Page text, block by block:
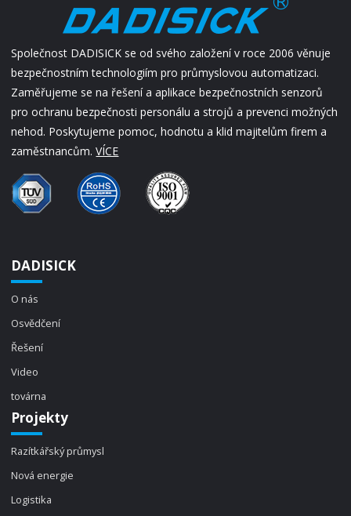
Společnost DADISICK se od svého založení v roce 2006 věnuje
bezpečnostním technologiím pro průmyslovou automatizaci.
Zaměřujeme se na řešení a aplikace bezpečnostních senzorů
pro ochranu bezpečnosti personálu a strojů a prevenci možných
nehod. Poskytujeme pomoc, hodnotu a klid majitelům firem a
zaměstnancům.VÍCE
DADISICK
O nás
Osvědčení
Řešení
Video
továrna
Projekty
Razítkářský průmysl
Nová energie
Logistika